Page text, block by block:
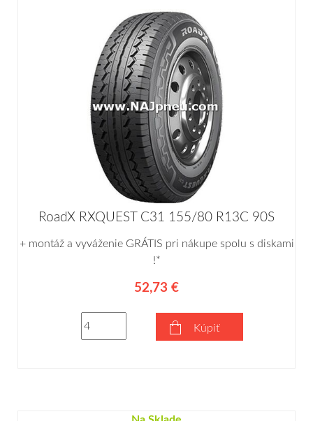
RoadX RXQUEST C31 155/80 R13C 90S
+ montáž a vyváženie GRÁTIS pri nákupe spolu s diskami
!*
52,73 €
Kúpiť